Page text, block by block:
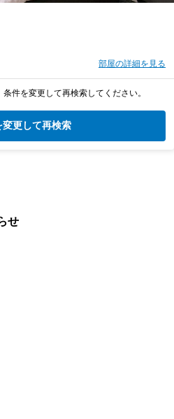
部屋の詳細を見る
件を変更して再検索してください。
変更して再検索
せ